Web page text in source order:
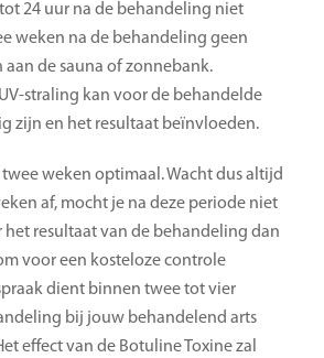
24 uur na de behandeling niet
weken na de behandeling geen
aan de sauna of zonnebank.
straling kan voor de behandelde
zijn en het resultaat beïnvloeden.
twee weken optimaal. Wacht dus altijd
af, mocht je na deze periode niet
resultaat van de behandeling dan
voor een kosteloze controle
dient binnen twee tot vier
bij jouw behandelend arts
effect van de Botuline Toxine zal